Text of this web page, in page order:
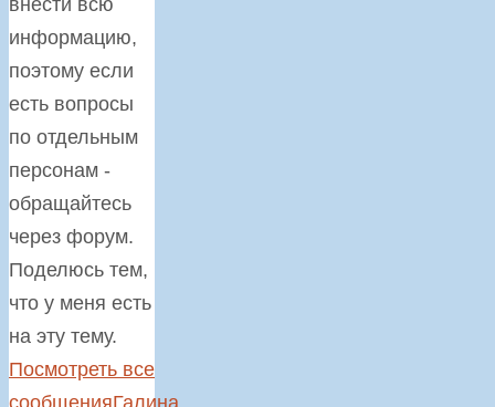
информацию,
поэтому если
есть вопросы
по отдельным
персонам -
обращайтесь
через форум.
Поделюсь тем,
что у меня есть
на эту тему.
Посмотреть все
сообщенияГалина